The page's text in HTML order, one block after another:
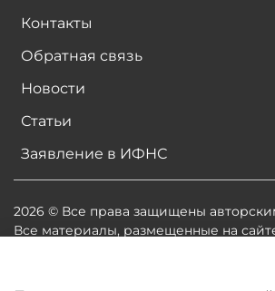
Контакты
Обратная связь
Новости
Статьи
Заявление в ИФНС
2026 © Все права защищены
Все материалы, размещенные на
владельцев сайта есть соглашение о